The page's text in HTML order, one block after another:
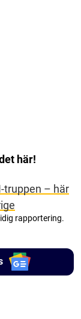
här!
truppen – här
rapportering.